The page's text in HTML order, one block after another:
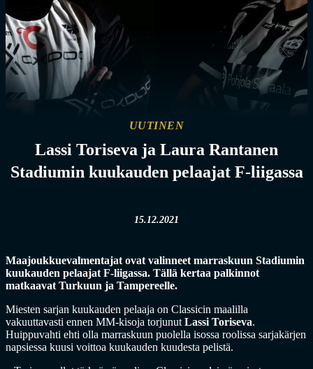
UUTINEN
Lassi Toriseva ja Laura Rantanen
Stadiumin kuukauden pelaajat F-liigassa
15.12.2021
Maajoukkuevalmentajat ovat valinneet marraskuun Stadiumin
kuukauden pelaajat F-liigassa. Tällä kertaa palkinnot
matkaavat Turkuun ja Tampereelle.
Miesten sarjan kuukauden pelaaja on Classicin maalilla
vakuuttavasti ennen MM-kisoja torjunut Lassi Toriseva.
Huippuvahti ehti olla marraskuun puolella isossa roolissa sarjakärjen
napsiessa kuusi voittoa kuukauden kuudesta pelistä.